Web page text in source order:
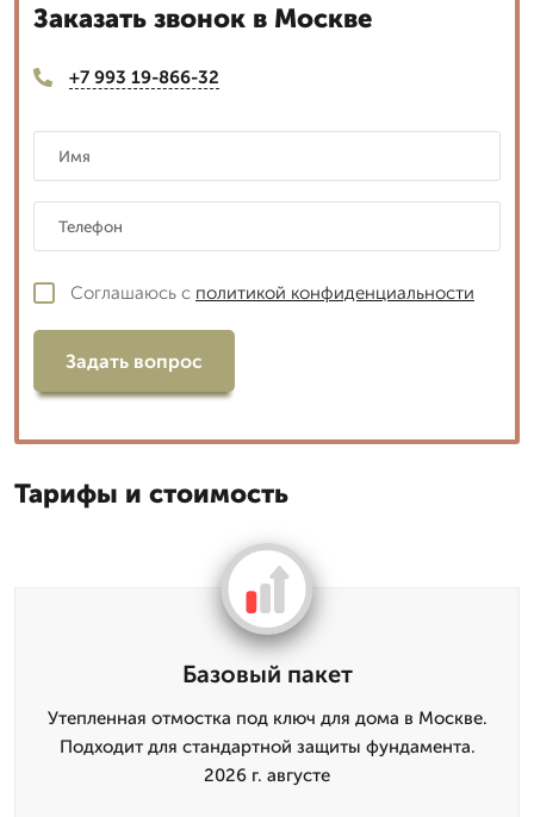
Заказать звонок в Москве
+7 993 19-866-32
Соглашаюсь с политикой конфиденциальности
Задать вопрос
Тарифы и стоимость
Базовый пакет
Утепленная отмостка под ключ для дома в Москве.
Подходит для стандартной защиты фундамента.
2026 г. августе